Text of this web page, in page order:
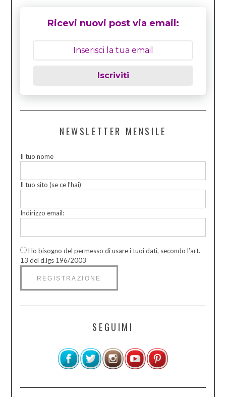
Ricevi nuovi post via email:
Iscriviti
NEWSLETTER MENSILE
Il tuo nome
Il tuo sito (se ce l’hai)
Indirizzo email:
Ho bisogno del permesso di usare i tuoi dati, secondo l’art.
13 del d.lgs 196/2003
SEGUIMI